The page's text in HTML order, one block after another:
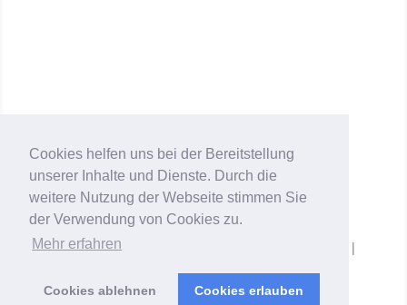
Cookies helfen uns bei der Bereitstellung
unserer Inhalte und Dienste. Durch die
weitere Nutzung der Webseite stimmen Sie
der Verwendung von Cookies zu.
Mehr erfahren
Cookies ablehnen Cookies erlauben
© Copyright 2024 All rights reserved |
|